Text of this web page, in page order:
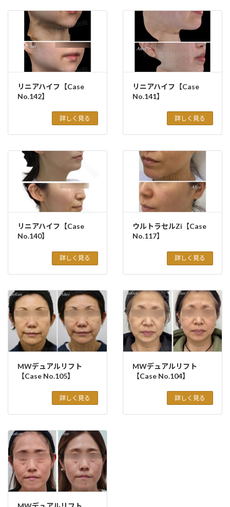
リニアハイフ【Case
No.142】
詳しく見る
リニアハイフ【Case
No.141】
詳しく見る
リニアハイフ【Case
No.140】
詳しく見る
ウルトラセルZi【Case
No.117】
詳しく見る
MWデュアルリフト
【Case No.105】
詳しく見る
MWデュアルリフト
【Case No.104】
詳しく見る